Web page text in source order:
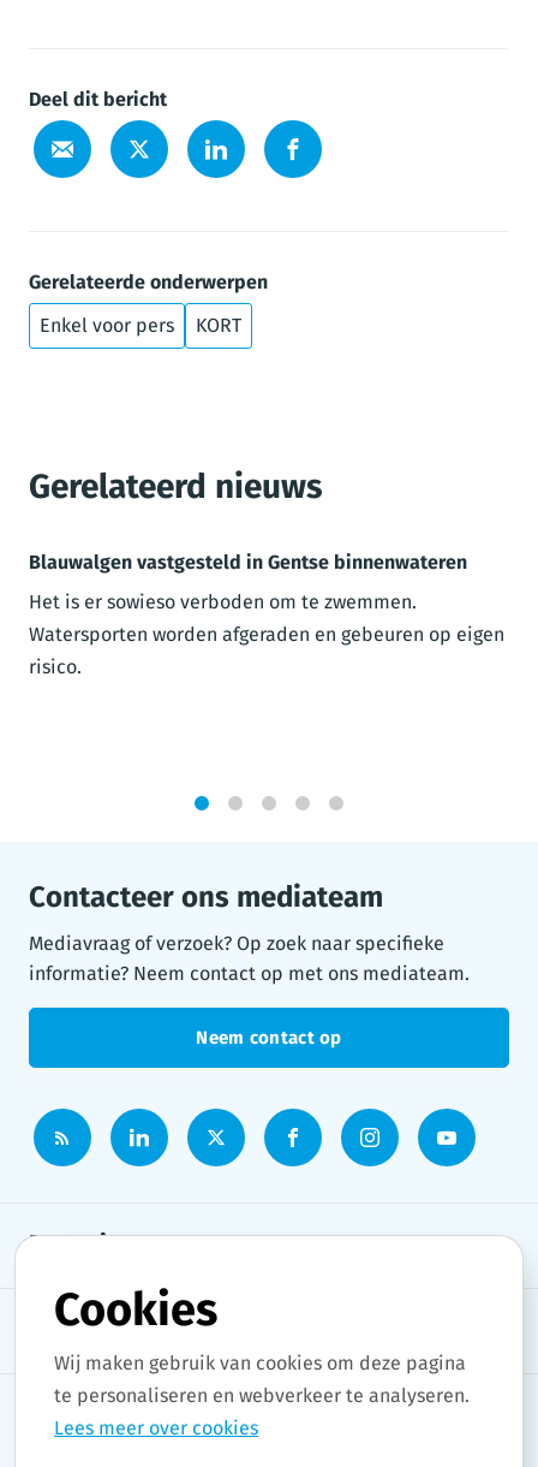
Deel dit bericht
Gerelateerde onderwerpen
Enkel voor pers
KORT
Gerelateerd nieuws
Blauwalgen vastgesteld in Gentse binnenwateren
Het is er sowieso verboden om te zwemmen.
Watersporten worden afgeraden en gebeuren op eigen
risico.
Contacteer ons mediateam
Mediavraag of verzoek? Op zoek naar specifieke
informatie? Neem contact op met ons mediateam.
Neem contact op
Persruimte
Onderwerpen
Copyright © 2026 Stad Gent. All rights reserved.
Cookies
Wij maken gebruik van cookies om deze pagina
te personaliseren en webverkeer te analyseren.
Lees meer over cookies